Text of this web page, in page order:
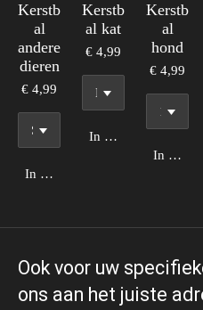
Kerstb
al
andere
dieren
€ 4,99
In winkelwagen
Kerstb
al kat
€ 4,99
In winkelwagen
Kerstb
al
hond
€ 4,99
In
Ook voor uw
ons aan het juiste